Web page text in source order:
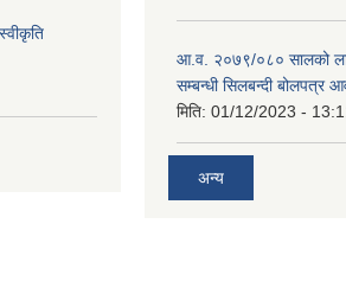
आ.व. २०७९/०८० सालको
सम्बन्धी सिलबन्दी बोलपत्र
मिति: 01/12/2023 -
अन्य